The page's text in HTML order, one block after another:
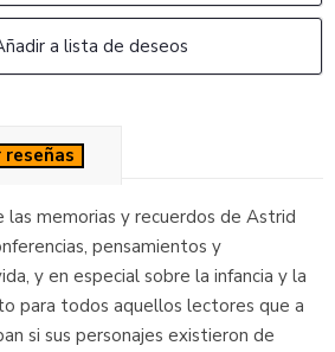
a lista de deseos
reseñas
las memorias y recuerdos de Astrid
pensamientos y
y en especial sobre la infancia y la
para todos aquellos lectores que a
si sus personajes existieron de